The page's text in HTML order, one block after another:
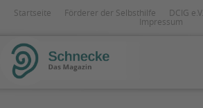
Startseite Förderer der Selbsthilfe DCIG e.V.
Impressum